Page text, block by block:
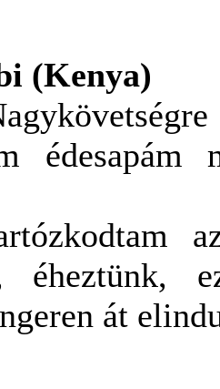
(Kenya)
édesapám
éheztünk,
át